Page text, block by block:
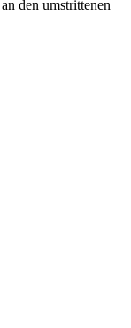
den umstrittenen